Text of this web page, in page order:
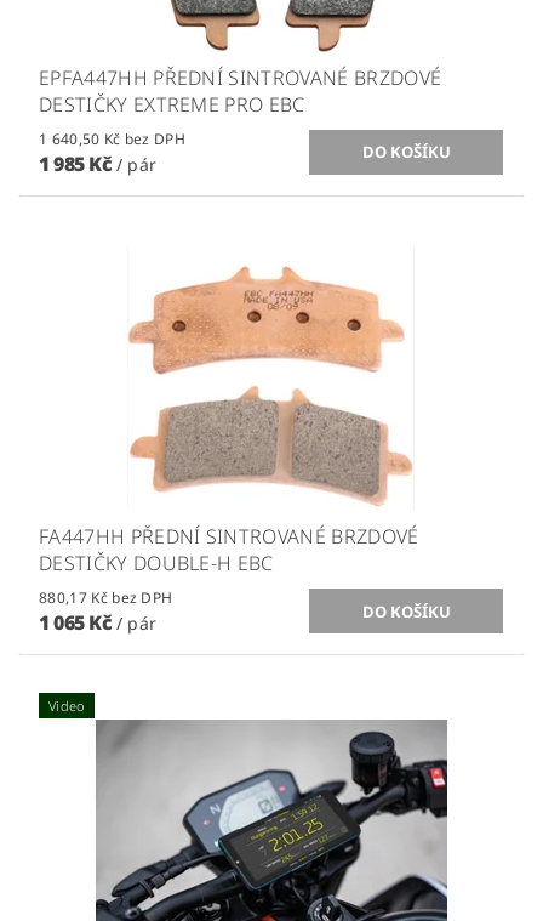
EPFA447HH PŘEDNÍ SINTROVANÉ BRZDOVÉ
DESTIČKY EXTREME PRO EBC
1 640,50 Kč bez DPH
1 985 Kč / pár
FA447HH PŘEDNÍ SINTROVANÉ BRZDOVÉ
DESTIČKY DOUBLE-H EBC
880,17 Kč bez DPH
1 065 Kč / pár
Video